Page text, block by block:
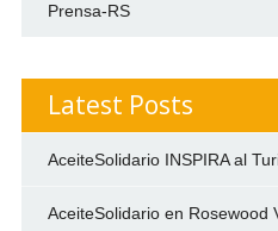
Prensa-RS
Latest Posts
AceiteSolidario INSPIRA al
AceiteSolidario en Rosewood